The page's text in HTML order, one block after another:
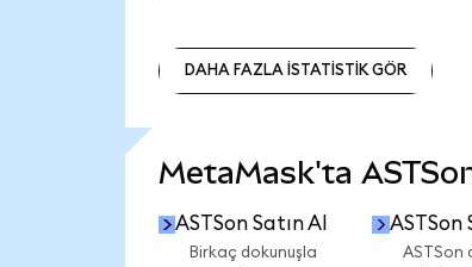
DAHA FAZLA İSTATİSTİK GÖR
MetaMask'ta
ASTSon Satın Al
Birkaç dokunuşla
ASTSon
ASTSon